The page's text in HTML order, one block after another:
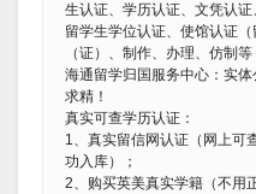
生认证、学历认证、文凭认证
留学生学位认证、使馆认证
（证）、制作、办理、仿制等
海通留学归国服务中心：实
求精！
真实可查学历认证：
1、真实留信网认证（网上可
功入库）；
2、购买英美真实学籍（不用